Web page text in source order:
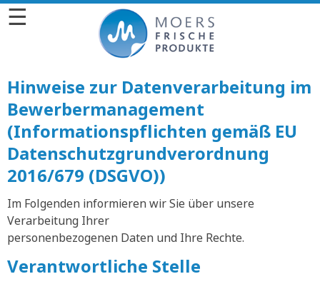
☰
Hinweise zur Datenverarbeitung im
Bewerbermanagement
(Informationspflichten gemäß EU
Datenschutzgrundverordnung
2016/679 (DSGVO))
Im Folgenden informieren wir Sie über unsere
Verarbeitung Ihrer
personenbezogenen Daten und Ihre Rechte.
Verantwortliche Stelle